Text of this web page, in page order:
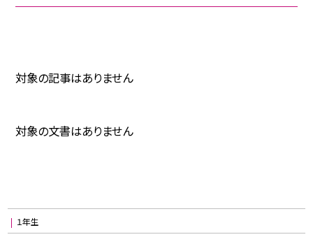
対象の記事はありません
対象の文書はありません
１年生